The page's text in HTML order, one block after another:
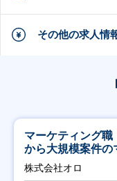
その他の求人情
マーケティング
から大規模案件の
修充実】
株式会社オロ